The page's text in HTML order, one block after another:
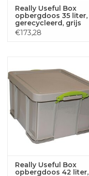
Really Useful Box
opbergdoos 35 liter,
gerecycleerd, grijs
€173,28
Really Useful Box
opbergdoos 42 liter,